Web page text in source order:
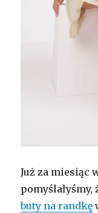
Już za miesiąc
buty na randkę